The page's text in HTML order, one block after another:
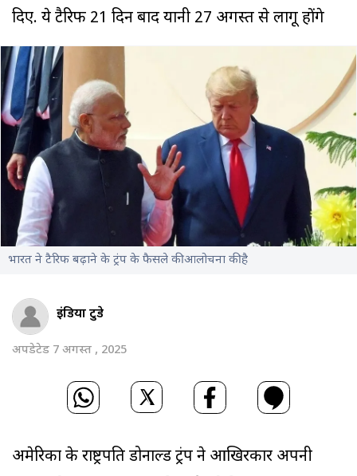
दिए. ये टैरिफ 21 दिन बाद यानी 27 अगस्त से लागू होंगे
भारत ने टैरिफ बढ़ाने के ट्रंप के फैसले की आलोचना की है
इंडिया टुडे
अपडेटेड 7 अगस्त , 2025
अमेरिका के राष्ट्रपति डोनाल्ड ट्रंप ने आखिरकार अपनी